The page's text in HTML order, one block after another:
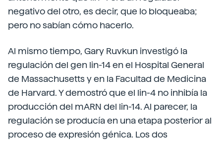
negativo del otro, es decir, que lo bloqueaba;
pero no sabían cómo hacerlo.
Al mismo tiempo, Gary Ruvkun investigó la
regulación del gen lin-14 en el Hospital General
de Massachusetts y en la Facultad de Medicina
de Harvard. Y demostró que el lin-4 no inhibía la
producción del mARN del lin-14. Al parecer, la
regulación se producía en una etapa posterior al
proceso de expresión génica. Los dos